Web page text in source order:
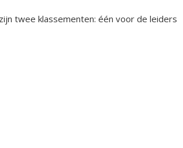
twee klassementen: één voor de leiders